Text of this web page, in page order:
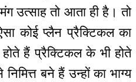
उत्साह तो आता ही है। तो
कोई प्लैन प्रैक्टिकल का
हैं प्रैक्टिकल के भी होते
बने हैं उन्हों का भाग्य